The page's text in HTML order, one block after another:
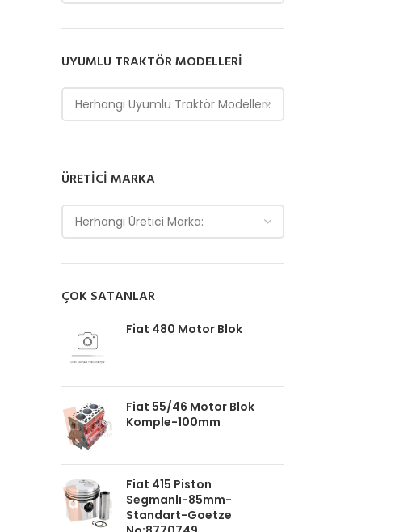
UYUMLU TRAKTÖR MODELLERI
Herhangi Uyumlu Traktör Modelleri:
ÜRETICI MARKA
Herhangi Üretici Marka:
ÇOK SATANLAR
Fiat 480 Motor Blok
Fiat 55/46 Motor Blok
Komple-100mm
Fiat 415 Piston
Segmanlı-85mm-
Standart-Goetze